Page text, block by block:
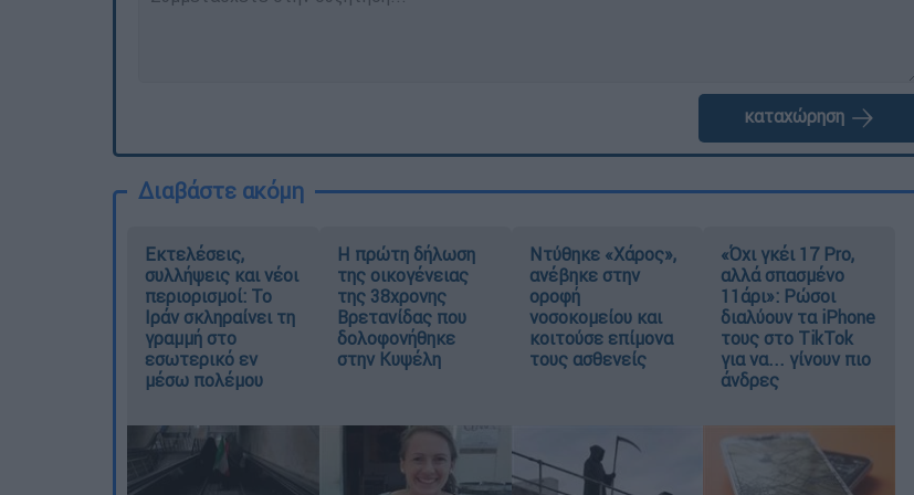
καταχώρηση
Διαβάστε ακόμη
Εκτελέσεις,
συλλήψεις και νέοι
περιορισμοί: Το
Ιράν σκληραίνει τη
γραμμή στο
εσωτερικό εν
μέσω πολέμου
Η πρώτη δήλωση
της οικογένειας
της 38χρονης
Βρετανίδας που
δολοφονήθηκε
στην Κυψέλη
Ντύθηκε «Χάρος»,
ανέβηκε στην
οροφή
νοσοκομείου και
κοιτούσε επίμονα
τους ασθενείς
«Όχι γκέι 17 Pro,
αλλά σπασμένο
11άρι»: Ρώσοι
διαλύουν τα iPhone
τους στο TikTok
για να... γίνουν πιο
άνδρες